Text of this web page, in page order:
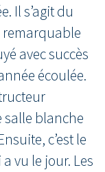
Il s’agit du
avec succès
écoulée.
salle blanche
c’est le
vu le jour. Les